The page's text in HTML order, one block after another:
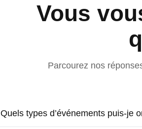
Vous
Parcourez nos
Quels types d’événements puis-je